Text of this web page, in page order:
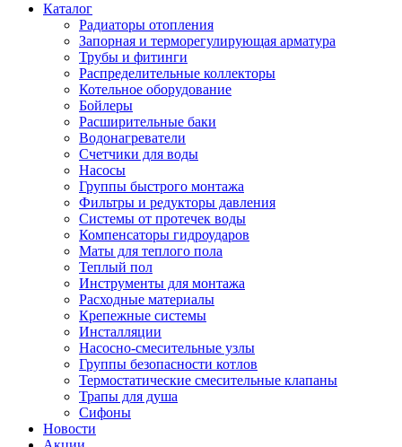
Каталог
Радиаторы отопления
Запорная и терморегулирующая арматура
Трубы и фитинги
Распределительные коллекторы
Котельное оборудование
Бойлеры
Расширительные баки
Водонагреватели
Счетчики для воды
Насосы
Группы быстрого монтажа
Фильтры и редукторы давления
Системы от протечек воды
Компенсаторы гидроударов
Маты для теплого пола
Теплый пол
Инструменты для монтажа
Расходные материалы
Крепежные системы
Инсталляции
Насосно-смесительные узлы
Группы безопасности котлов
Термостатические смесительные клапаны
Трапы для душа
Сифоны
Новости